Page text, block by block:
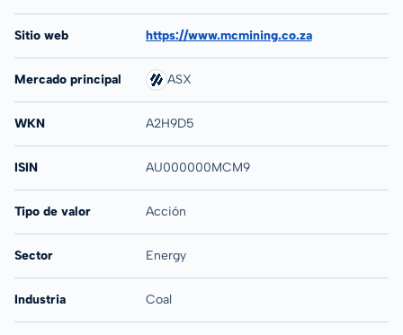
Sitio web https://www.mcmining.co.za
Mercado principal ASX
WKN A2H9D5
ISIN AU000000MCM9
Tipo de valor Acción
Sector Energy
Industria Coal